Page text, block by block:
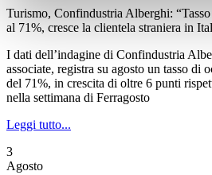
Turismo, Confindustria Alberghi:
al 71%, cresce la clientela straniera in
I dati dell’indagine di Confindustria
associate, registra su agosto un tasso di
del 71%, in crescita di oltre 6 punti
nella settimana di Ferragosto
Leggi tutto...
3
Agosto